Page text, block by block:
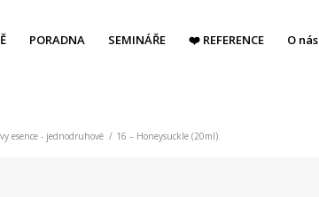
PORADNA SEMINÁŘE ❤️ REFERENCE O nás
esence - jednodruhové / 16 – Honeysuckle (20ml)